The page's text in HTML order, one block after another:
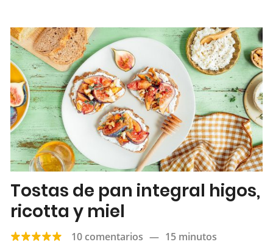
Tostas de pan integral higos,
ricotta y miel
10 comentarios — 15 minutos